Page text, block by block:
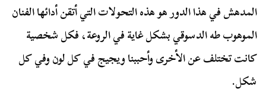
المدهش في هذا الدور هو هذه التحولات التي أتقن أدائها الفنان
الموهوب طه الدسوقي بشكل غاية في الروعة، فكل شخصية
كانت تختلف عن الأخرى وأحببنا ويجيج في كل لون وفي كل
شكل.